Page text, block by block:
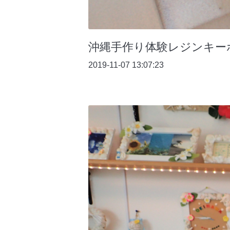
沖縄手作り体験レジンキ
2019-11-07 13:07:23